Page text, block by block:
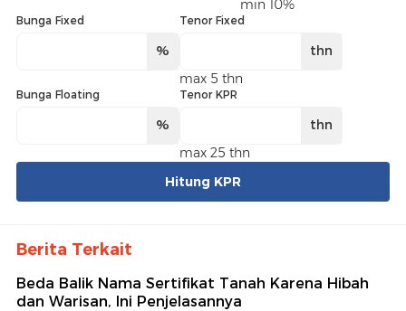
min 10%
Bunga Fixed
%
Tenor Fixed
thn
max 5 thn
Bunga Floating
%
Tenor KPR
thn
max 25 thn
Hitung KPR
Berita Terkait
Beda Balik Nama Sertifikat Tanah Karena Hibah
dan Warisan, Ini Penjelasannya